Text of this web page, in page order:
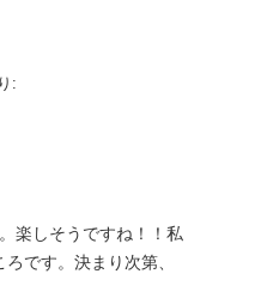
:
楽しそうですね！！私
です。決まり次第、